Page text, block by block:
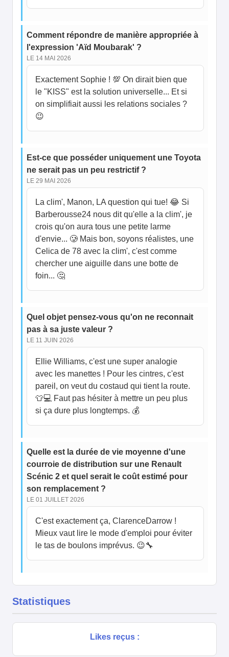
Comment répondre de manière appropriée à
l'expression 'Aïd Moubarak' ?
LE 14 MAI 2026
Exactement Sophie ! 💯 On dirait bien que
le "KISS" est la solution universelle... Et si
on simplifiait aussi les relations sociales ?
😉
Est-ce que posséder uniquement une Toyota
ne serait pas un peu restrictif ?
LE 29 MAI 2026
La clim', Manon, LA question qui tue! 😂 Si
Barberousse24 nous dit qu'elle a la clim', je
crois qu'on aura tous une petite larme
d'envie... 🥲 Mais bon, soyons réalistes, une
Celica de 78 avec la clim', c'est comme
chercher une aiguille dans une botte de
foin... 🤔
Quel objet pensez-vous qu'on ne reconnait
pas à sa juste valeur ?
LE 11 JUIN 2026
Ellie Williams, c'est une super analogie
avec les manettes ! Pour les cintres, c'est
pareil, on veut du costaud qui tient la route.
👕💻 Faut pas hésiter à mettre un peu plus
si ça dure plus longtemps. 💰
Quelle est la durée de vie moyenne d'une
courroie de distribution sur une Renault
Scénic 2 et quel serait le coût estimé pour
son remplacement ?
LE 01 JUILLET 2026
C'est exactement ça, ClarenceDarrow !
Mieux vaut lire le mode d'emploi pour éviter
le tas de boulons imprévus. 😉🔧
Statistiques
Likes reçus :